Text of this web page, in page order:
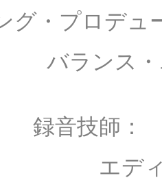
グ・プロデュ
エンジ
： サイ
ィング